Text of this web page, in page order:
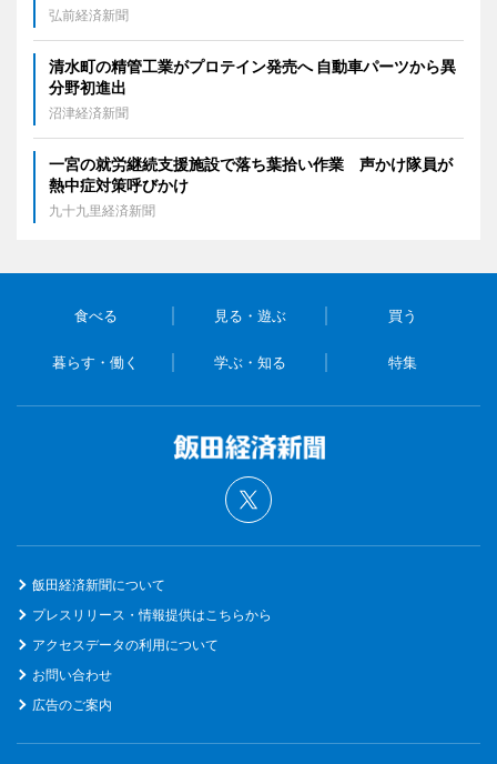
弘前経済新聞
清水町の精管工業がプロテイン発売へ 自動車パーツから異
分野初進出
沼津経済新聞
一宮の就労継続支援施設で落ち葉拾い作業 声かけ隊員が
熱中症対策呼びかけ
九十九里経済新聞
食べる 見る・遊ぶ 買う
暮らす・働く 学ぶ・知る 特集
飯田経済新聞について
プレスリリース・情報提供はこちらから
アクセスデータの利用について
お問い合わせ
広告のご案内